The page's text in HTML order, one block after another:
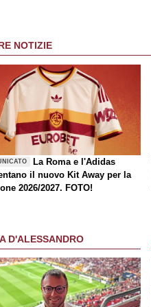
NOTIZIE
La Roma e l'Adidas
il nuovo Kit Away per la
2026/2027. FOTO!
D'ALESSANDRO